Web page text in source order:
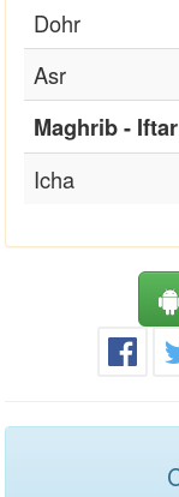
Dohr
Asr
Maghrib - Iftar
Icha